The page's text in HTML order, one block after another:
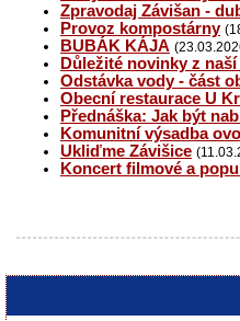
Zpravodaj Závišan -
Provoz kompostárny
BUBÁK KÁJA
Důležité novinky z
Odstávka vody - část
Obecní restaurace U
Přednáška: Jak být
Komunitní výsadba
Ukliďme Závišice
Koncert filmové a